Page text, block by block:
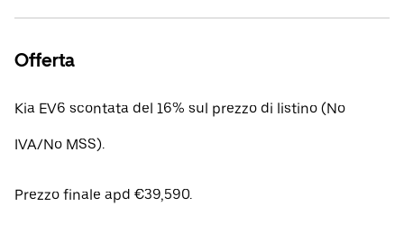
Offerta
Kia EV6 scontata del 16% sul prezzo di listino (No
IVA/No MSS).
Prezzo finale apd €39,590.